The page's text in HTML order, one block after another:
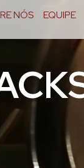
NÓS EQUIPE